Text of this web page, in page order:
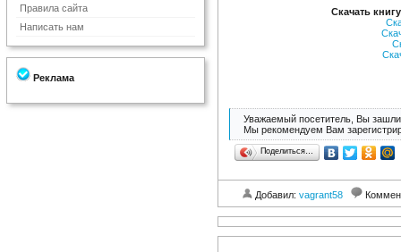
Правила сайта
Написать нам
Реклама
Скачать
Уважаемый посетитель, Вы зашли
Мы рекомендуем Вам
Поделиться…
Добавил: vagrant58